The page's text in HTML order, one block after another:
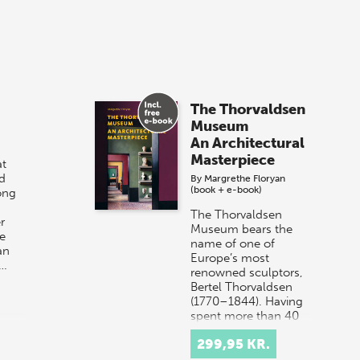
The Thorvaldsen
Museum
An Architectural
Masterpiece
By Margrethe Floryan
(book + e-book)
The Thorvaldsen
Museum bears the
name of one of
Europe’s most
renowned sculptors,
Bertel Thorvaldsen
(1770–1844). Having
spent more than 40
years work…
299,95 KR.